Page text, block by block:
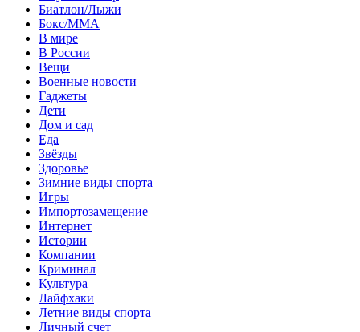
Биатлон/Лыжи
Бокс/MMA
В мире
В России
Вещи
Военные новости
Гаджеты
Дети
Дом и сад
Еда
Звёзды
Здоровье
Зимние виды спорта
Игры
Импортозамещение
Интернет
Истории
Компании
Криминал
Культура
Лайфхаки
Летние виды спорта
Личный счет